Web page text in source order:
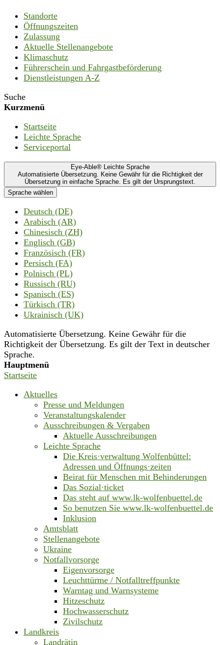
Standorte
Öffnungszeiten
Zulassung
Aktuelle Stellenangebote
Klimaschutz
Führerschein und Fahrgastbeförderung
Dienstleistungen A-Z
Suche
Kurzmenü
Startseite
Leichte Sprache
Serviceportal
Eye-Able® Leichte Sprache
Automatisierte Übersetzung. Keine Gewähr für die Richtigkeit der
Übersetzung in einfache Sprache. Es gilt der Ursprungstext.
Sprache wählen
Deutsch (DE)
Arabisch (AR)
Chinesisch (ZH)
Englisch (GB)
Französisch (FR)
Persisch (FA)
Polnisch (PL)
Russisch (RU)
Spanisch (ES)
Türkisch (TR)
Ukrainisch (UK)
Automatisierte Übersetzung. Keine Gewähr für die
Richtigkeit der Übersetzung. Es gilt der Text in deutscher
Sprache.
Hauptmenü
Startseite
Aktuelles
Presse und Meldungen
Veranstaltungskalender
Ausschreibungen & Vergaben
Aktuelle Ausschreibungen
Leichte Sprache
Die Kreis·verwaltung Wolfenbüttel:
Adressen und Öffnungs·zeiten
Beirat für Menschen mit Behinderungen
Das Sozial·ticket
Das steht auf www.lk-wolfenbuettel.de
So benutzen Sie www.lk-wolfenbuettel.de
Inklusion
Amtsblatt
Stellenangebote
Ukraine
Notfallvorsorge
Eigenvorsorge
Leuchttürme / Notfalltreffpunkte
Warntag und Warnsysteme
Hitzeschutz
Hochwasserschutz
Zivilschutz
Landkreis
Landrätin